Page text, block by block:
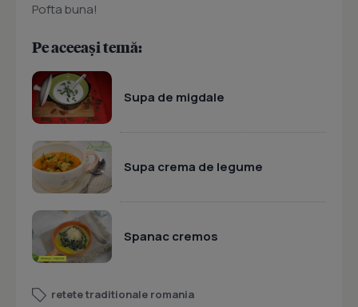
Pofta buna!
Pe aceeași temă:
Supa de migdale
Supa crema de legume
Spanac cremos
retete traditionale romania